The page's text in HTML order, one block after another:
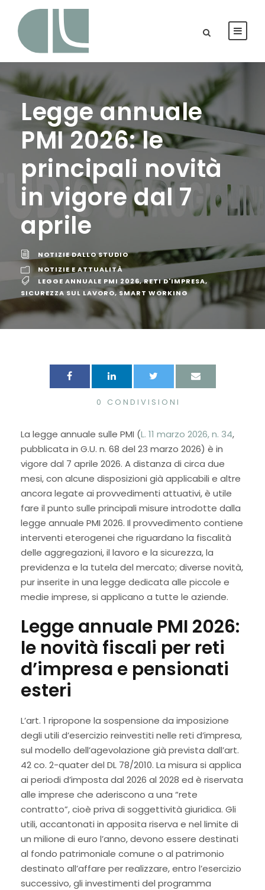
Legge annuale
PMI 2026: le
principali novità
in vigore dal 7
aprile
NOTIZIE DALLO STUDIO
NOTIZIE E ATTUALITÀ
LEGGE ANNUALE PMI 2026,RETI D'IMPRESA,
SICUREZZA SUL LAVORO,SMART WORKING
0 CONDIVISIONI
La legge annuale sulle PMI (L. 11 marzo 2026, n. 34,
pubblicata in G.U. n. 68 del 23 marzo 2026) è in
vigore dal 7 aprile 2026. A distanza di circa due
mesi, con alcune disposizioni già applicabili e altre
ancora legate ai provvedimenti attuativi, è utile
fare il punto sulle principali misure introdotte dalla
legge annuale PMI 2026. Il provvedimento contiene
interventi eterogenei che riguardano la fiscalità
delle aggregazioni, il lavoro e la sicurezza, la
previdenza e la tutela del mercato; diverse novità,
pur inserite in una legge dedicata alle piccole e
medie imprese, si applicano a tutte le aziende.
Legge annuale PMI 2026:
le novità fiscali per reti
d’impresa e pensionati
esteri
L’art. 1 ripropone la sospensione da imposizione
degli utili d’esercizio reinvestiti nelle reti d’impresa,
sul modello dell’agevolazione già prevista dall’art.
42 co. 2-quater del DL 78/2010. La misura si applica
ai periodi d’imposta dal 2026 al 2028 ed è riservata
alle imprese che aderiscono a una “rete
contratto”, cioè priva di soggettività giuridica. Gli
utili, accantonati in apposita riserva e nel limite di
un milione di euro l’anno, devono essere destinati
al fondo patrimoniale comune o al patrimonio
destinato all’affare per realizzare, entro l’esercizio
successivo, gli investimenti del programma